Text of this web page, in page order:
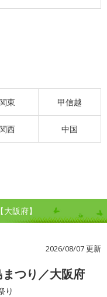
東 甲信越
西 中国
阪府】
2026/08/07 更新
つり／大阪府
り